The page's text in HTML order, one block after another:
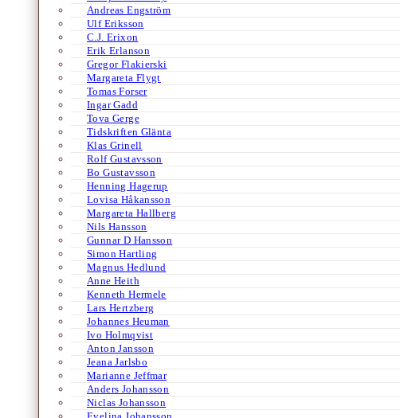
Andreas Engström
Ulf Eriksson
C.J. Erixon
Erik Erlanson
Gregor Flakierski
Margareta Flygt
Tomas Forser
Ingar Gadd
Tova Gerge
Tidskriften Glänta
Klas Grinell
Rolf Gustavsson
Bo Gustavsson
Henning Hagerup
Lovisa Håkansson
Margareta Hallberg
Nils Hansson
Gunnar D Hansson
Simon Hartling
Magnus Hedlund
Anne Heith
Kenneth Hermele
Lars Hertzberg
Johannes Heuman
Ivo Holmqvist
Anton Jansson
Jeana Jarlsbo
Marianne Jeffmar
Anders Johansson
Niclas Johansson